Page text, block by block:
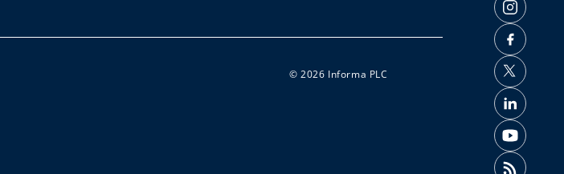
© 2026 Informa PLC